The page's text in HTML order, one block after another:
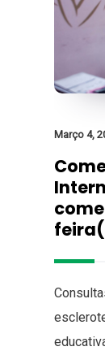
Março 4,